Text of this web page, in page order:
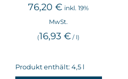
76,20€ inkl. 19%
MwSt.
(16,93€ / l)
Produkt enthält: 4,5 l